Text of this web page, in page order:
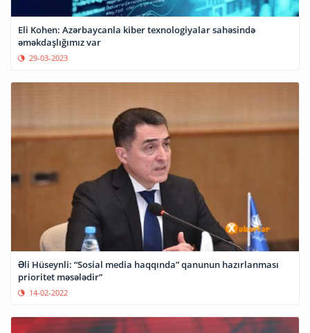
Eli Kohen: Azərbaycanla kiber texnologiyalar sahəsində
əməkdaşlığımız var
29-03-2023
Əli Hüseynli: “Sosial media haqqında” qanunun hazırlanması
prioritet məsələdir”
14-02-2022